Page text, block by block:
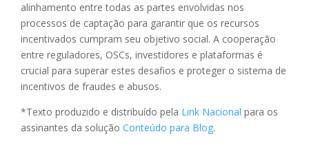
alinhamento entre todas as partes envolvidas nos
processos de captação para garantir que os recursos
incentivados cumpram seu objetivo social. A cooperação
entre reguladores, OSCs, investidores e plataformas é
crucial para superar estes desafios e proteger o sistema de
incentivos de fraudes e abusos.
*Texto produzido e distribuído pela Link Nacional para os
assinantes da solução Conteúdo para Blog.